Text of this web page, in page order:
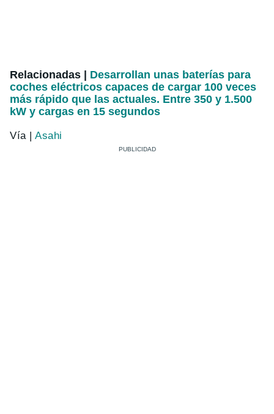
Relacionadas | Desarrollan unas baterías para
coches eléctricos capaces de cargar 100 veces
más rápido que las actuales. Entre 350 y 1.500
kW y cargas en 15 segundos
Vía |Asahi